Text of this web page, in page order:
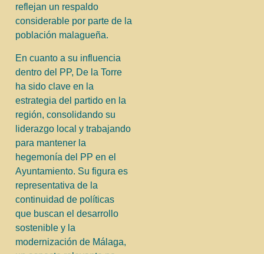
reflejan un respaldo
considerable por parte de la
población malagueña.
En cuanto a su influencia
dentro del PP, De la Torre
ha sido clave en la
estrategia del partido en la
región, consolidando su
liderazgo local y trabajando
para mantener la
hegemonía del PP en el
Ayuntamiento. Su figura es
representativa de la
continuidad de políticas
que buscan el desarrollo
sostenible y la
modernización de Málaga,